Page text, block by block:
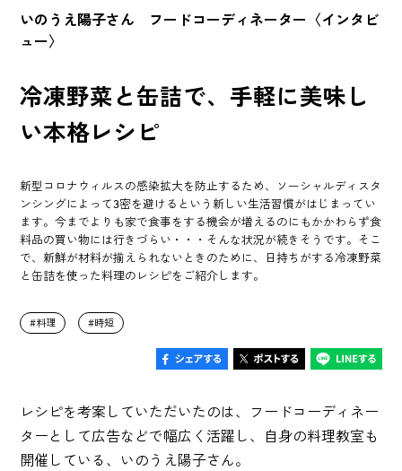
いのうえ陽子さん フードコーディネーター〈インタビ
ュー〉
冷凍野菜と缶詰で、手軽に美味し
い本格レシピ
新型コロナウィルスの感染拡大を防止するため、ソーシャルディスタ
ンシングによって3密を避けるという新しい生活習慣がはじまってい
ます。今までよりも家で食事をする機会が増えるのにもかかわらず食
料品の買い物には行きづらい・・・そんな状況が続きそうです。そこ
で、新鮮が材料が揃えられないときのために、日持ちがする冷凍野菜
と缶詰を使った料理のレシピをご紹介します。
料理 時短
レシピを考案していただいたのは、フードコーディネー
ターとして広告などで幅広く活躍し、自身の料理教室も
開催している、いのうえ陽子さん。